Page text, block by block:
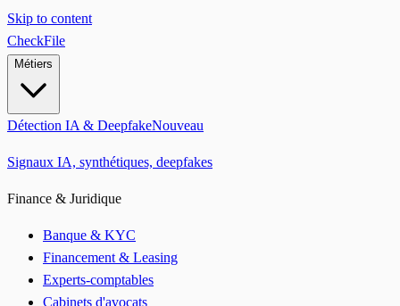
Skip to content
CheckFile
Métiers
Détection IA & DeepfakeNouveau
Signaux IA, synthétiques, deepfakes
Finance & Juridique
Banque & KYC
Financement & Leasing
Experts-comptables
Cabinets d'avocats